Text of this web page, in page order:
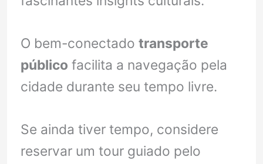
O bem-conectadotransporte
público facilita a navegação pela
cidade durante seu tempo livre.
Se ainda tiver tempo, considere
reservar um tour guiado pelo